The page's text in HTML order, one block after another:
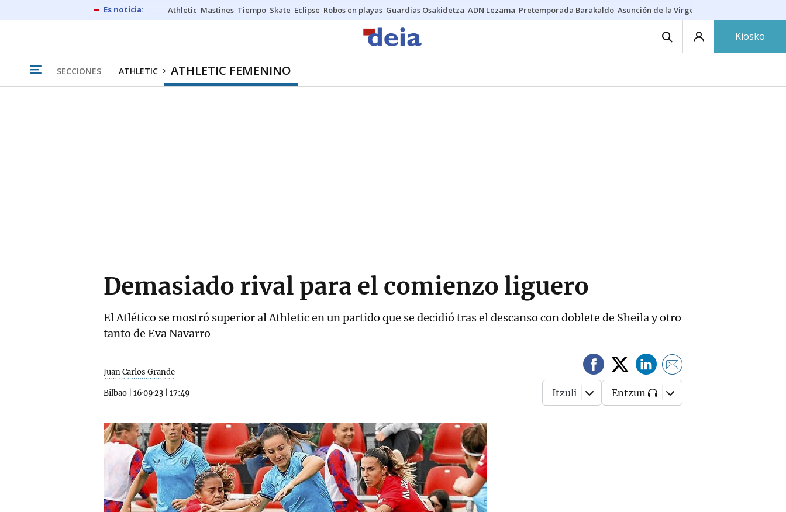
Athletic Mastines Tiempo Skate Eclipse Robos en playas Guardias Osakidetza ADN Lezama Pretemporada Barakaldo Asunción de la Virgen
Kiosko
SECCIONES ATHLETIC ATHLETIC FEMENINO
Demasiado rival para el comienzo liguero
El Atlético se mostró superior al Athletic en un partido que se decidió tras el descanso con doblete de Sheila y otro
tanto de Eva Navarro
Juan Carlos Grande
Bilbao 16·09·23 17:49 Itzuli Entzun